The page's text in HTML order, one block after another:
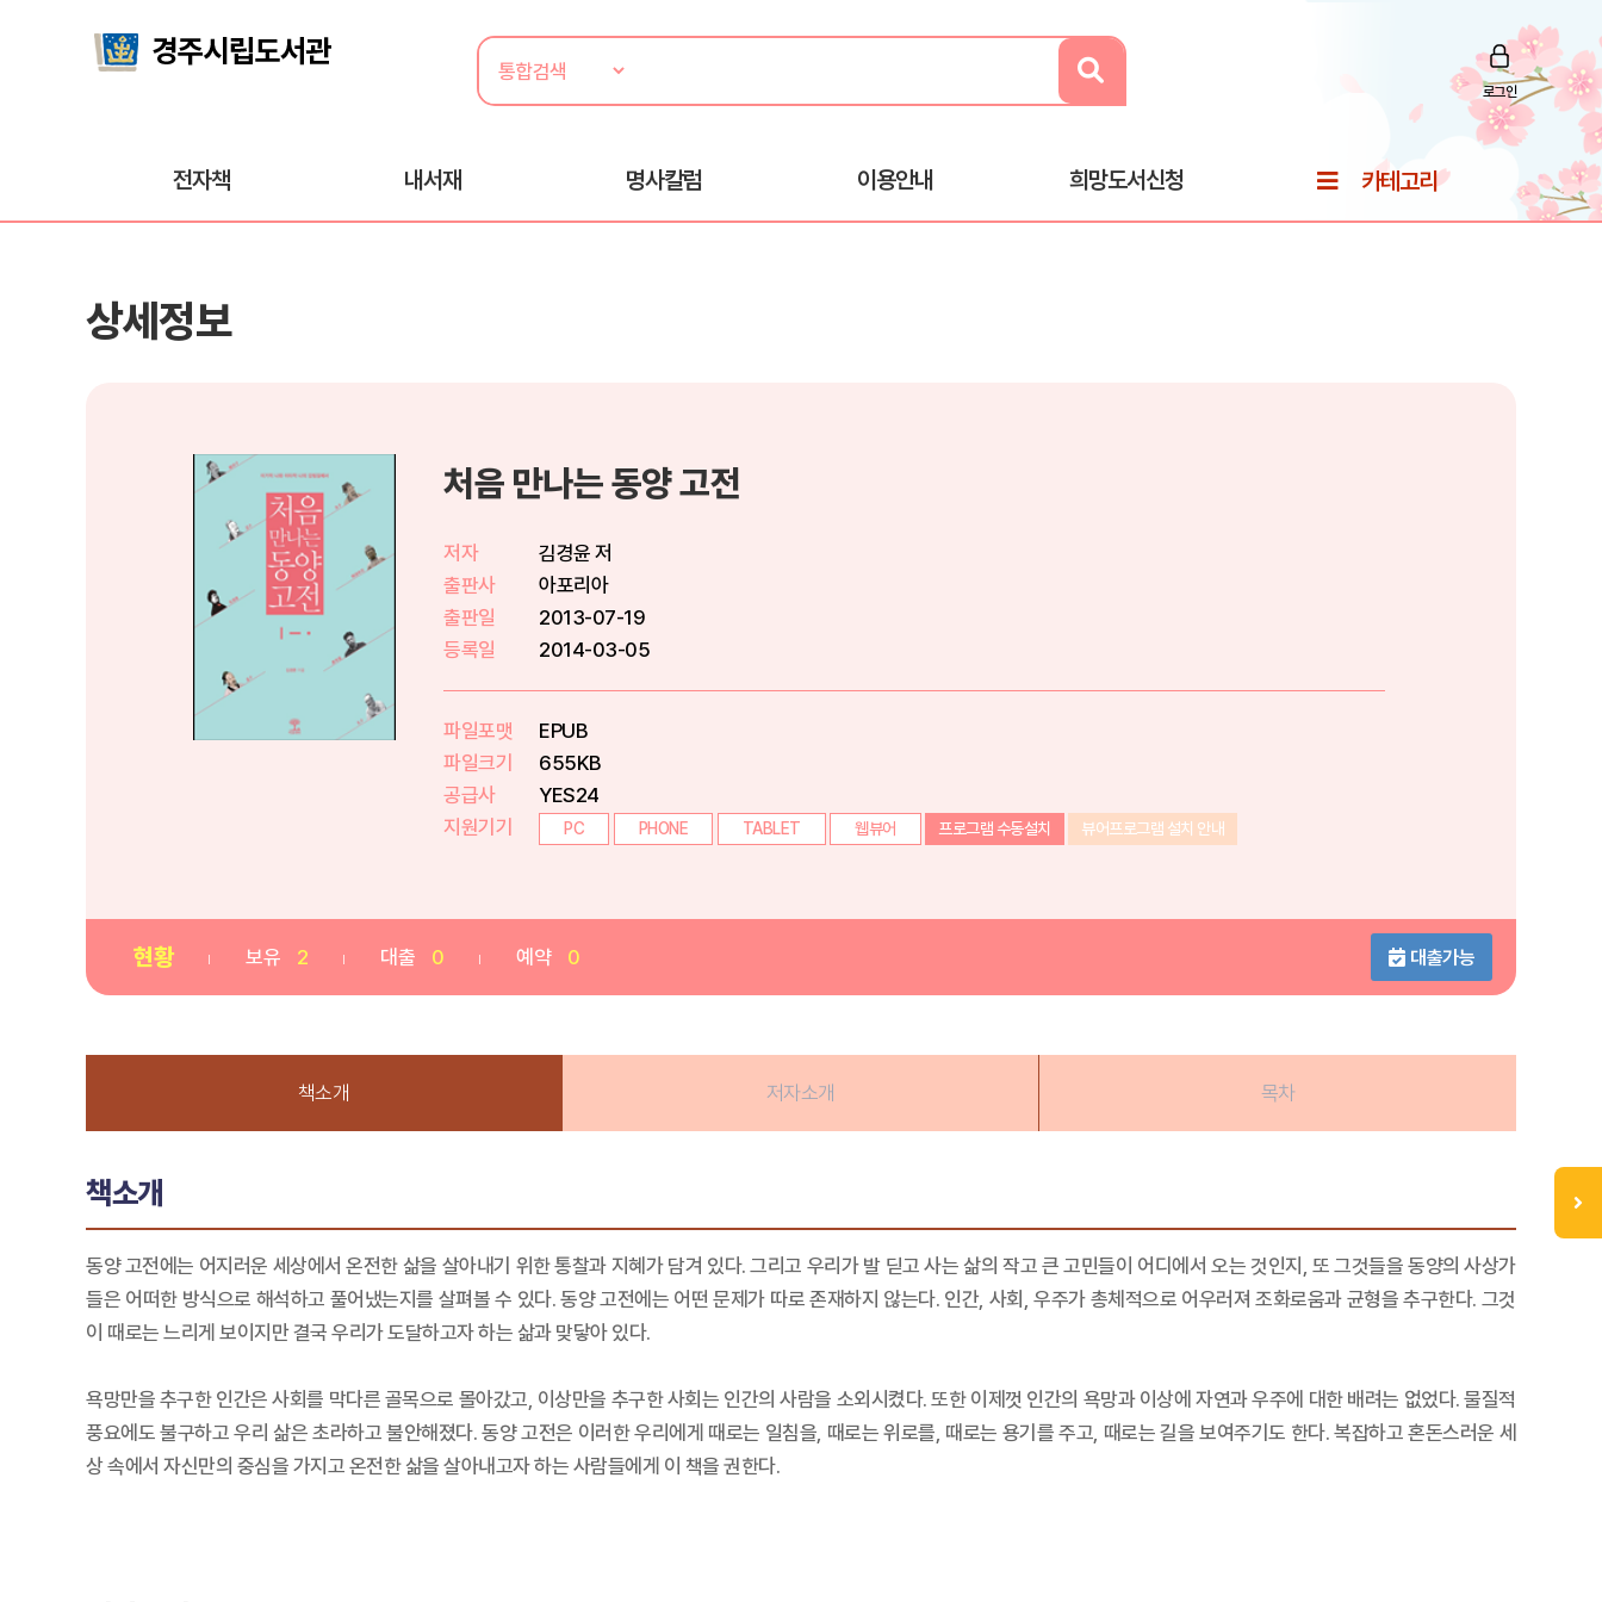
로그인
전자책 내서재 명사칼럼 이용안내 희망도서신청 카테고리
상세정보
처음 만나는 동양 고전
저자
김경윤 저
출판사
아포리아
출판일
2013-07-19
등록일
2014-03-05
파일포맷
EPUB
파일크기
655KB
공급사
YES24
지원기기
PC PHONE TABLET 웹뷰어 프로그램 수동설치 뷰어프로그램 설치 안내
현황 보유 2 대출 0 예약 0 대출가능
책소개 저자소개 목차
책소개
동양 고전에는 어지러운 세상에서 온전한 삶을 살아내기 위한 통찰과 지혜가 담겨 있다. 그리고 우리가 발 딛고 사는 삶의 작고 큰 고민들이 어디에서 오는 것인지, 또 그것들을 동양의 사상가
들은 어떠한 방식으로 해석하고 풀어냈는지를 살펴볼 수 있다. 동양 고전에는 어떤 문제가 따로 존재하지 않는다. 인간, 사회, 우주가 총체적으로 어우러져 조화로움과 균형을 추구한다. 그것
이 때로는 느리게 보이지만 결국 우리가 도달하고자 하는 삶과 맞닿아 있다.
욕망만을 추구한 인간은 사회를 막다른 골목으로 몰아갔고, 이상만을 추구한 사회는 인간의 사람을 소외시켰다. 또한 이제껏 인간의 욕망과 이상에 자연과 우주에 대한 배려는 없었다. 물질적
풍요에도 불구하고 우리 삶은 초라하고 불안해졌다. 동양 고전은 이러한 우리에게 때로는 일침을, 때로는 위로를, 때로는 용기를 주고, 때로는 길을 보여주기도 한다. 복잡하고 혼돈스러운 세
상 속에서 자신만의 중심을 가지고 온전한 삶을 살아내고자 하는 사람들에게 이 책을 권한다.